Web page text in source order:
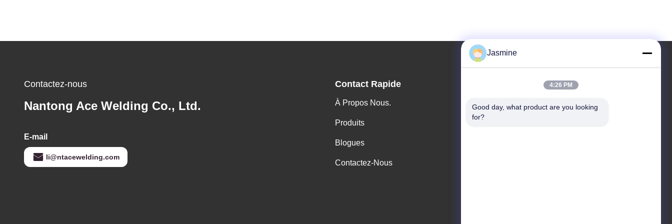
Contactez-nous
Nantong Ace Welding Co., Ltd.
E-mail
li@ntacewelding.com
Contact Rapide
À Propos Nous.
Produits
Blogues
Contactez-Nous
Adresse
No.10086, route de Yunlan, ville de Pingchao, parc
Jasmine
4:26 PM
Good day, what product are you looking
for?